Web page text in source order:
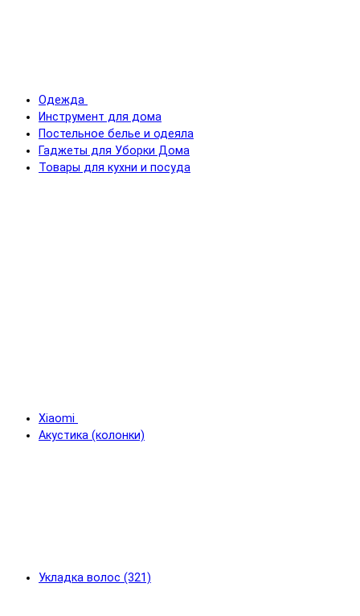
Одежда
Инструмент для дома
Постельное белье и одеяла
Гаджеты для Уборки Дома
Товары для кухни и посуда
Xiaomi
Акустика (колонки)
Укладка волос (321)